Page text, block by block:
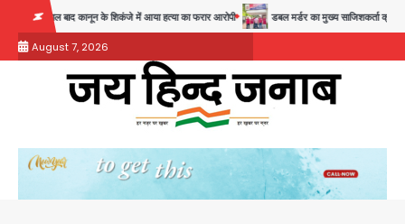
content
28 साल बाद कानून के शिकंजे में आया हत्या का फरार आरोपी डबल मर्डर का मुख्य साजिशकर्ता क्राइम ब्रांच
August 7, 2026